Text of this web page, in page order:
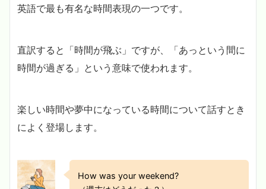
英語で最も有名な時間表現の一つです。
直訳すると「時間が飛ぶ」ですが、「あっという間に
時間が過ぎる」という意味で使われます。
楽しい時間や夢中になっている時間について話すとき
によく登場します。
How was your weekend?